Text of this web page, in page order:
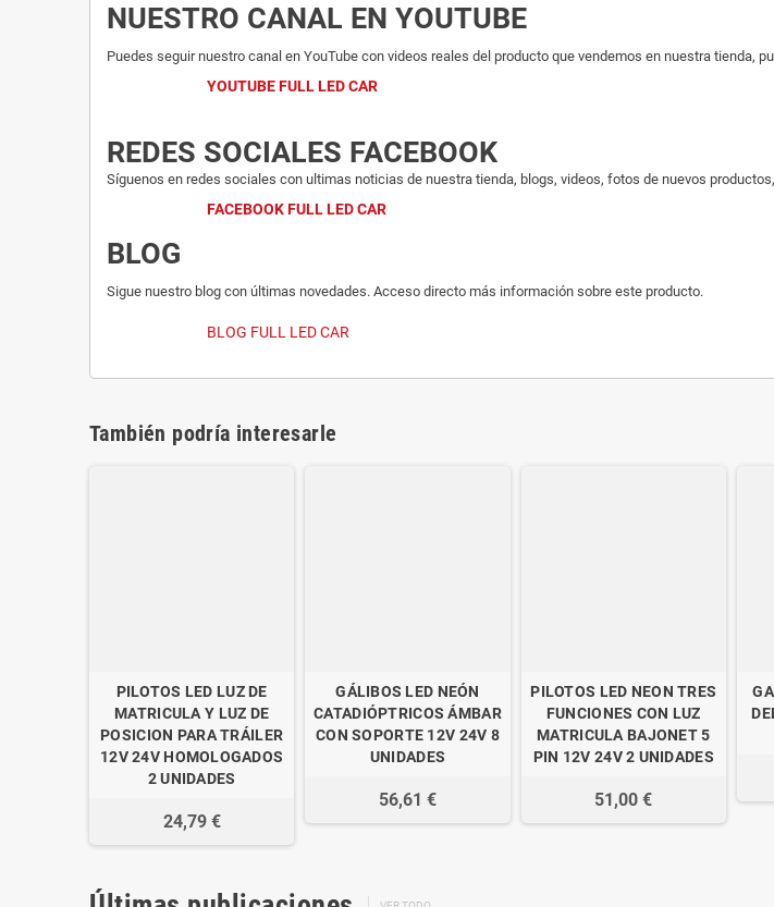
NUESTRO CANAL EN YOUTUBE
Puedes seguir nuestro canal en YouTube con videos reales del producto que vendemos en nuestra tienda,
YOUTUBE FULL LED CAR
REDES SOCIALES FACEBOOK
Síguenos en redes sociales con ultimas noticias de nuestra tienda, blogs, videos, fotos de nuevos
FACEBOOK FULL LED CAR
BLOG
Sigue nuestro blog con últimas novedades. Acceso directo más información sobre este producto.
BLOG FULL LED CAR
También podría interesarle
PILOTOS LED LUZ DE
MATRICULA Y LUZ DE
POSICION PARA TRÁILER
12V 24V HOMOLOGADOS
2 UNIDADES
24,79 €
GÁLIBOS LED NEÓN
CATADIÓPTRICOS ÁMBAR
CON SOPORTE 12V 24V 8
UNIDADES
56,61 €
PILOTOS LED NEON TRES
FUNCIONES CON LUZ
MATRICULA BAJONET 5
PIN 12V 24V 2 UNIDADES
51,00 €